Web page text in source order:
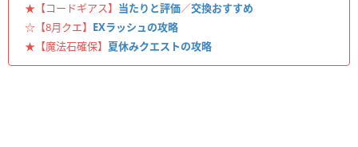
★【コードギアス】 当たりと評価／交換おすすめ
☆【8月クエ】 EXラッシュの攻略
★【魔法石確保】 夏休みクエストの攻略